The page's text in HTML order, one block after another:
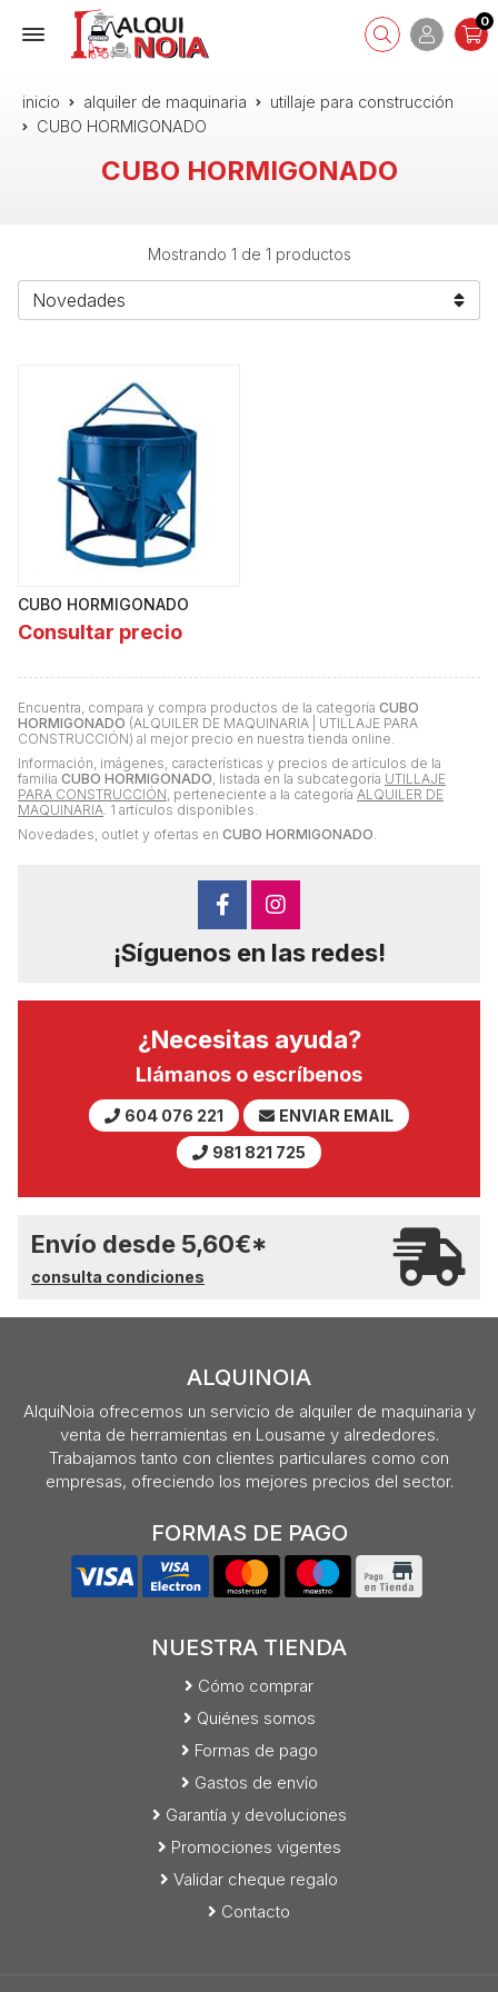
0
inicio alquiler de maquinaria
utillaje para construcción
CUBO HORMIGONADO
CUBO HORMIGONADO
Encuentra, compara y compra productos de la categoría CUBO
HORMIGONADO (ALQUILER DE MAQUINARIA | UTILLAJE PARA
CONSTRUCCIÓN) al mejor precio en nuestra tienda online.
Información, imágenes, características y precios de artículos de la
familia CUBO HORMIGONADO, listada en la subcategoría UTILLAJE
PARA CONSTRUCCIÓN, perteneciente a la categoría ALQUILER DE
MAQUINARIA. 1 artículos disponibles.
Novedades, outlet y ofertas en CUBO HORMIGONADO.
Mostrando 1 de 1 productos
CUBO HORMIGONADO
Consultar precio
¡Síguenos en las redes!
¿Necesitas ayuda?
Llámanos o escríbenos
604 076 221
ENVIAR EMAIL
981 821 725
Envío desde 5,60€*
consulta condiciones
ALQUINOIA
AlquiNoia ofrecemos un servicio de alquiler de maquinaria y
venta de herramientas en Lousame y alrededores.
Trabajamos tanto con clientes particulares como con
empresas, ofreciendo los mejores precios del sector.
FORMAS DE PAGO
NUESTRA TIENDA
Cómo comprar
Quiénes somos
Formas de pago
Gastos de envío
Garantía y devoluciones
Promociones vigentes
Validar cheque regalo
Contacto